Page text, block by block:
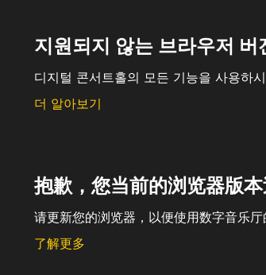
지원되지 않는 브라우저 버
디지털 콘서트홀의 모든 기능을 사용하
더 알아보기
抱歉，您当前的浏览器版
请更新您的浏览器，以便使用数字音乐厅
了解更多